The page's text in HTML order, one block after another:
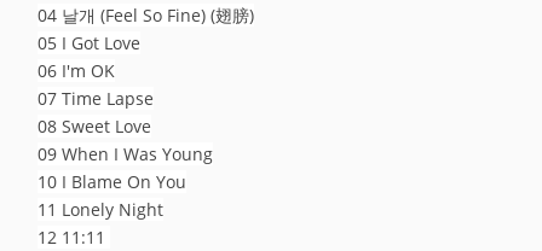
04 날개 (Feel So Fine) (翅膀)
05 I Got Love
06 I'm OK
07 Time Lapse
08 Sweet Love
09 When I Was Young
10 I Blame On You
11 Lonely Night
12 11:11